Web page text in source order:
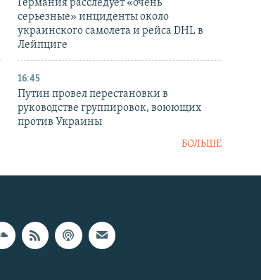
Германия расследует «очень
серьезные» инциденты около
украинского самолета и рейса DHL в
Лейпциге
16:45
Путин провел перестановки в
руководстве группировок, воюющих
против Украины
БОЛЬШЕ